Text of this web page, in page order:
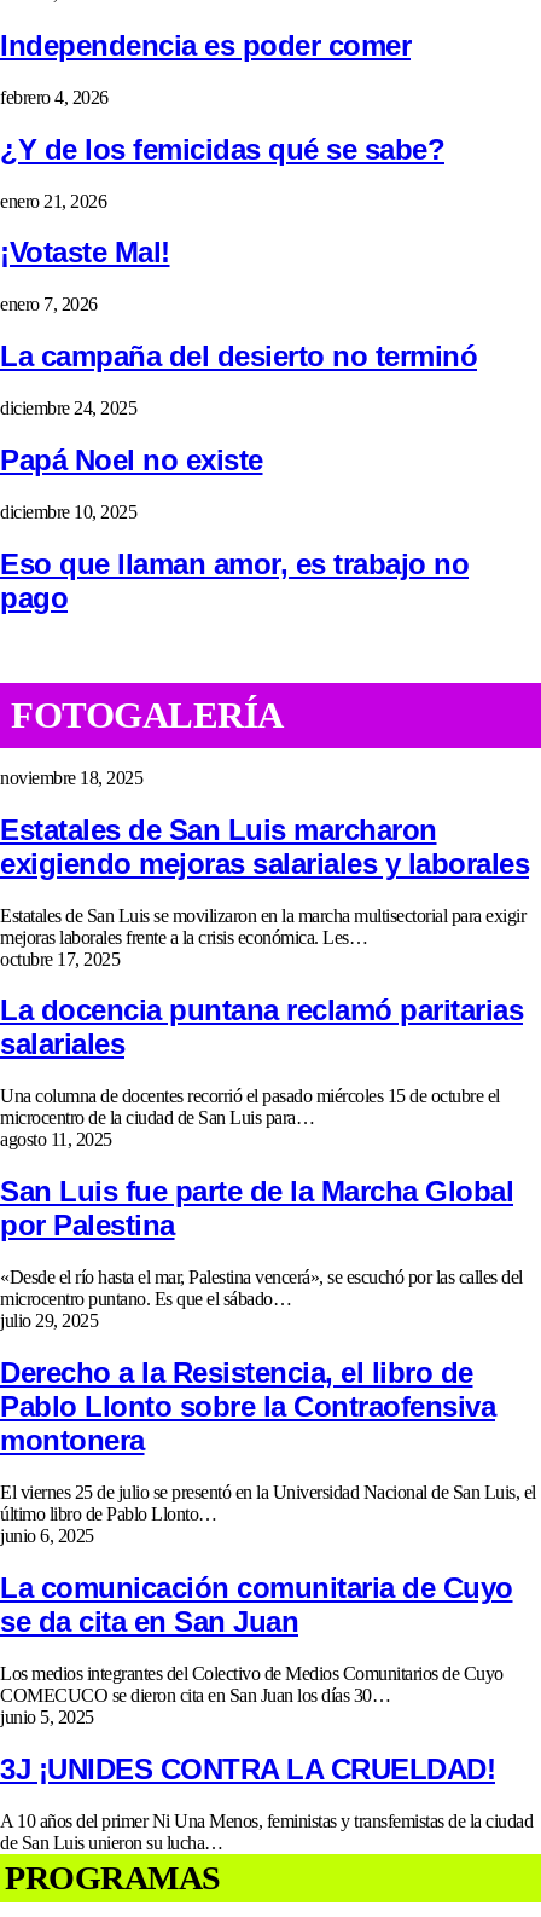
Independencia es poder comer
febrero 4, 2026
¿Y de los femicidas qué se sabe?
enero 21, 2026
¡Votaste Mal!
enero 7, 2026
La campaña del desierto no terminó
diciembre 24, 2025
Papá Noel no existe
diciembre 10, 2025
Eso que llaman amor, es trabajo no
pago
FOTOGALERÍA
noviembre 18, 2025
Estatales de San Luis marcharon
exigiendo mejoras salariales y laborales
Estatales de San Luis se movilizaron en la marcha multisectorial para exigir
mejoras laborales frente a la crisis económica. Les…
octubre 17, 2025
La docencia puntana reclamó paritarias
salariales
Una columna de docentes recorrió el pasado miércoles 15 de octubre el
microcentro de la ciudad de San Luis para…
agosto 11, 2025
San Luis fue parte de la Marcha Global
por Palestina
«Desde el río hasta el mar, Palestina vencerá», se escuchó por las calles del
microcentro puntano. Es que el sábado…
julio 29, 2025
Derecho a la Resistencia, el libro de
Pablo Llonto sobre la Contraofensiva
montonera
El viernes 25 de julio se presentó en la Universidad Nacional de San Luis, el
último libro de Pablo Llonto…
junio 6, 2025
La comunicación comunitaria de Cuyo
se da cita en San Juan
Los medios integrantes del Colectivo de Medios Comunitarios de Cuyo
COMECUCO se dieron cita en San Juan los días 30…
junio 5, 2025
3J ¡UNIDES CONTRA LA CRUELDAD!
A 10 años del primer Ni Una Menos, feministas y transfemistas de la ciudad
de San Luis unieron su lucha…
PROGRAMAS